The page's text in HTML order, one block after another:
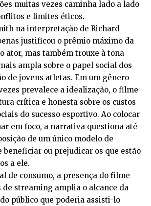
muitas vezes caminha lado a lado
e limites éticos.
na interpretação de Richard
justificou o prêmio máximo da
ator, mas também trouxe à tona
ampla sobre o papel social dos
de jovens atletas. Em um gênero
prevalece a idealização, o filme
crítica e honesta sobre os custos
do sucesso esportivo. Ao colocar
em foco, a narrativa questiona até
de um único modelo de
beneficiar ou prejudicar os que estão
a ele.
de consumo, a presença do filme
streaming amplia o alcance da
público que poderia assisti-lo